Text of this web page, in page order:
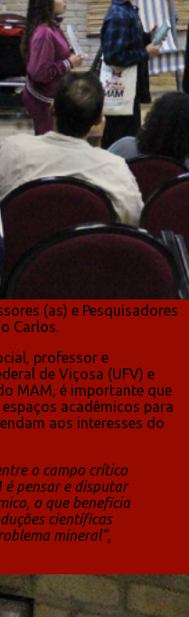
(as) e Pesquisadores
Carlos.
professor e
de Viçosa (UFV) e
MAM, é importante que
acadêmicos para
aos interesses do
o campo crítico
é pensar e disputar
o que beneficia
científicas
mineral”,